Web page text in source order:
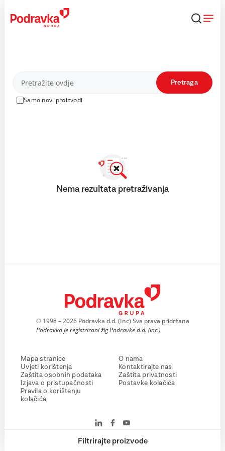
content
Proizvodi
Samo novi proizvodi
Pretraga
Filtrirajte proizvode
Nema rezultata pretraživanja
© 1998 – 2026 Podravka d.d. (Inc) Sva prava pridržana
Podravka je registrirani žig Podravke d.d. (Inc.)
Mapa stranice
Uvjeti korištenja
Zaštita osobnih podataka
Izjava o pristupačnosti
Pravila o korištenju
kolačića
O nama
Kontaktirajte nas
Zaštita privatnosti
Postavke kolačića